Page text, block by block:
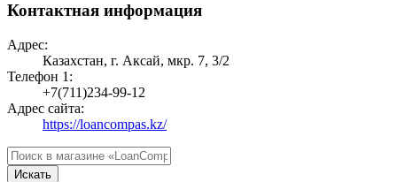
Контактная информация
Адрес:
Казахстан, г. Аксай, мкр. 7, 3/2
Телефон 1:
+7(711)234-99-12
Адрес сайта:
https://loancompas.kz/
Искать